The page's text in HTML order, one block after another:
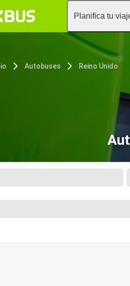
Planifica tu
Autobuses Reino Unido